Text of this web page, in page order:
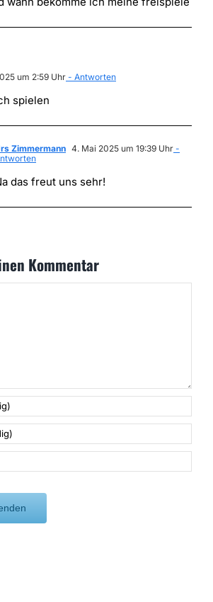
um 2:59 Uhr- Antworten
spielen
Zimmermann 4. Mai 2025 um 19:39 Uhr -
das freut uns sehr!
Kommentar